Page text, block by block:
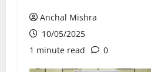
Anchal Mishra
10/05/2025
1 minute read
0